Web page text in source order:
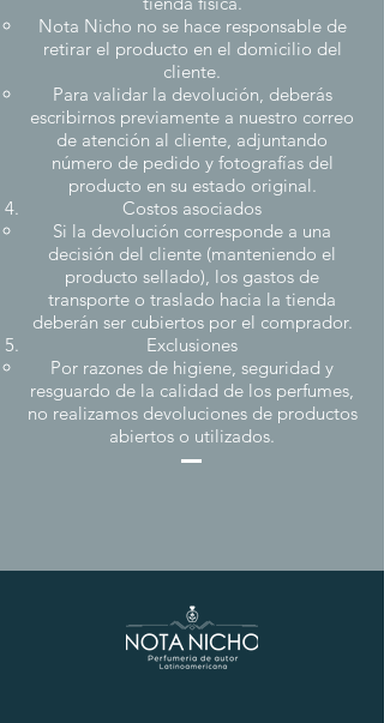
Nota Nicho no se hace responsable de
retirar el producto en el domicilio del
cliente.
Para validar la devolución, deberás
escribirnos previamente a nuestro correo
de atención al cliente, adjuntando
número de pedido y fotografías del
producto en su estado original.
Costos asociados​
Si la devolución corresponde a una
decisión del cliente (manteniendo el
producto sellado), los gastos de
transporte o traslado hacia la tienda
deberán ser cubiertos por el comprador.
Exclusiones
Por razones de higiene, seguridad y
resguardo de la calidad de los perfumes,
no realizamos devoluciones de productos
abiertos o utilizados.